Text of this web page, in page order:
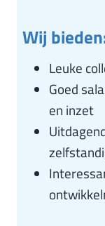
Wij
Leuke
Goed
en inzet